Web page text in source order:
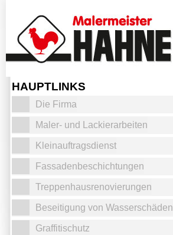
HAUPTLINKS
Die Firma
Maler- und Lackierarbeiten
Kleinauftragsdienst
Fassadenbeschichtungen
Treppenhausrenovierungen
Beseitigung von Wasserschäden
Graffitischutz